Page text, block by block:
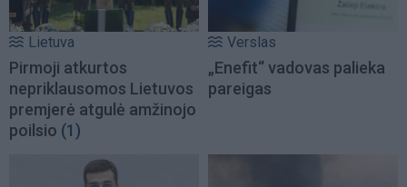
Lietuva
Pirmoji atkurtos
nepriklausomos Lietuvos
premjerė atgulė amžinojo
poilsio (1)
Verslas
„Enefit“ vadovas palieka
pareigas